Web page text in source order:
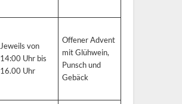
Jeweils von
14:00 Uhr bis
16.00 Uhr
Offener Advent
mit Glühwein,
Punsch und
Gebäck